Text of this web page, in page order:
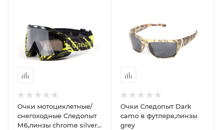
Очки мотоциклетные/
снегоходные Следопыт
М6,линзы chrome silver+
Очки Следопыт Dark
camo в футляре,линзы
grey